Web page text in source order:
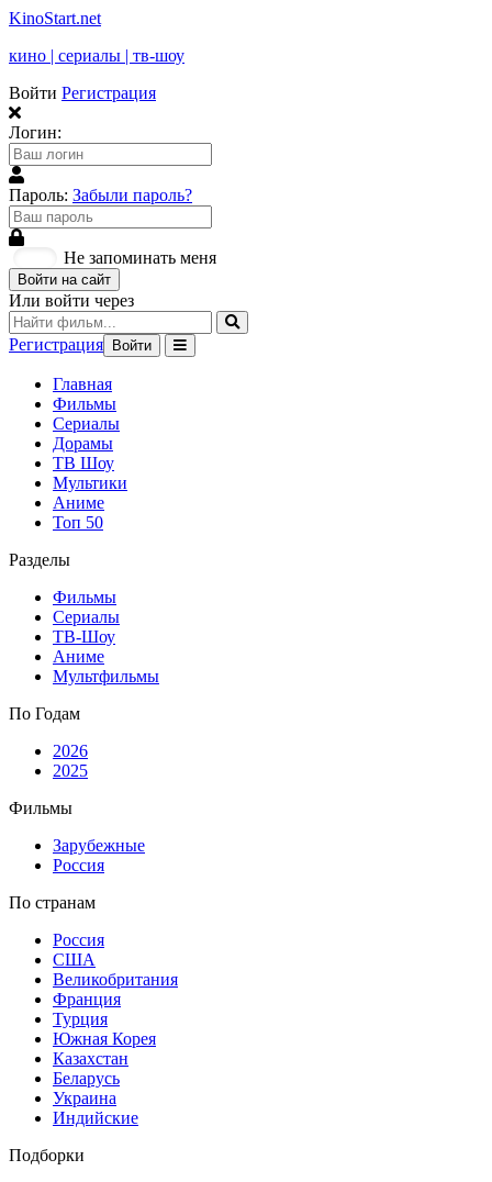
KinoStart.net
кино | сериалы | тв-шоу
Войти Регистрация
Логин:
Пароль: Забыли пароль?
Не запоминать меня
Войти на сайт
Или войти через
Регистрация Войти
Главная
Фильмы
Сериалы
Дорамы
ТВ Шоу
Мультики
Аниме
Топ 50
Разделы
Фильмы
Сериалы
ТВ-Шоу
Аниме
Мультфильмы
По Годам
2026
2025
Фильмы
Зарубежные
Россия
По странам
Россия
США
Великобритания
Франция
Турция
Южная Корея
Казахстан
Беларусь
Украина
Индийские
Подборки